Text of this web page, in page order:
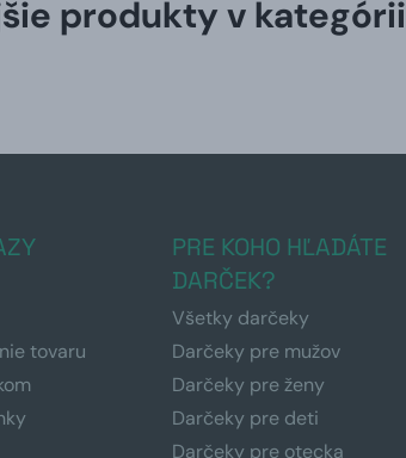
produkty v kategórii
tovaru
PRE KOHO HĽADÁTE
DARČEK?
Všetky darčeky
Darčeky pre mužov
Darčeky pre ženy
Darčeky pre deti
Darčeky pre otecka